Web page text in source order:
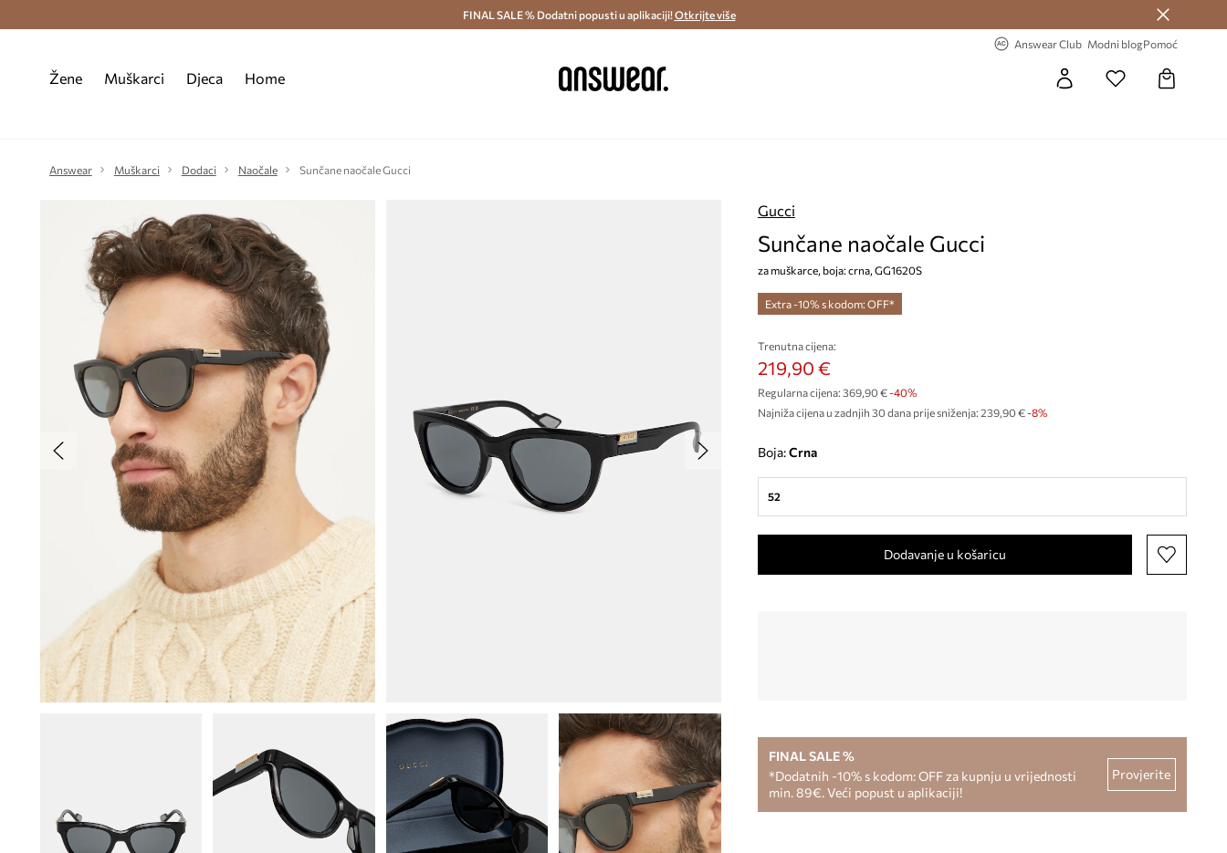
Besplatna dostava i povrat (od 70€) > Dostava u roku 48 sati >
FINAL SALE % Dodatni popusti u aplikaciji!Otkrijte više
Answear Club Modni blogPomoć
Žene Muškarci Djeca Home
Answear Muškarci Dodaci Naočale Sunčane naočale Gucci
Gucci
Sunčane naočale Gucci
za muškarce, boja: crna, GG1620S
Extra -10% s kodom: OFF*
Trenutna cijena:
219,90 €
Regularna cijena: 369,90 €-40%
Najniža cijena u zadnjih 30 dana prije sniženja: 239,90 € -8%
Boja: crna
52
Dodavanje u košaricu
FINAL SALE %
*Dodatnih -10% s kodom: OFF za kupnju u vrijednosti
min. 89€. Veći popust u aplikaciji!
Provjerite